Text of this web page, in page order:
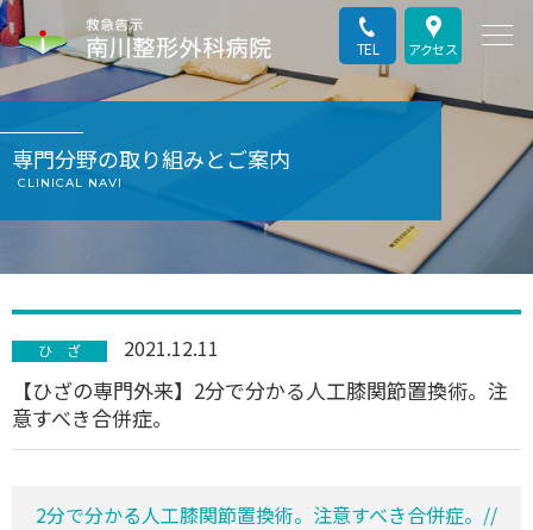
TEL アクセス
専門分野の取り組みとご案内
CLINICAL NAVI
ひ ざ 2021.12.11
【ひざの専門外来】2分で分かる人工膝関節置換術。注
意すべき合併症。
2分で分かる人工膝関節置換術。注意すべき合併症。//